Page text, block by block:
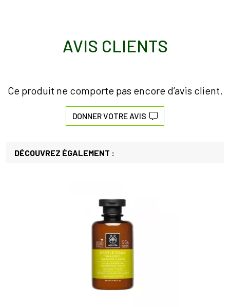
AVIS CLIENTS
Ce produit ne comporte pas encore d’avis client.
DONNER VOTRE AVIS
DÉCOUVREZ ÉGALEMENT :